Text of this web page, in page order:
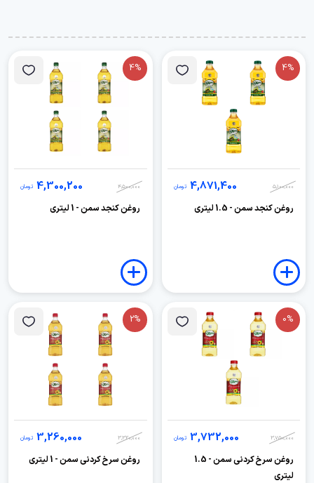
4%
5,100,000
4,871,400 تومان
روغن کنجد سمن - 1.5 لیتری
4%
4,500,000
4,300,200 تومان
روغن کنجد سمن - 1 لیتری
0%
3,750,000
3,732,000 تومان
روغن سرخ کردنی سمن - 1.5
لیتری
2%
3,320,000
3,260,000 تومان
روغن سرخ کردنی سمن - 1 لیتری